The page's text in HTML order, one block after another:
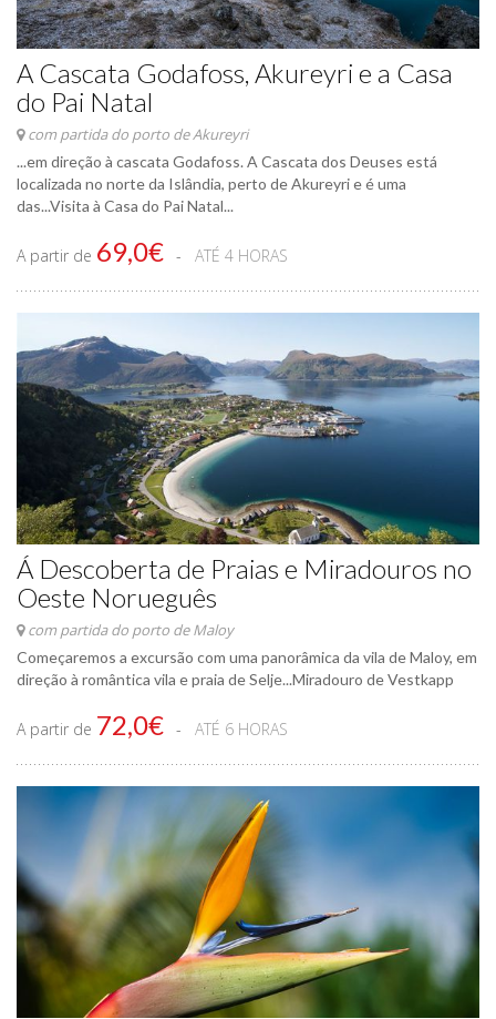
A Cascata Godafoss, Akureyri e a Casa
do Pai Natal
com partida do porto de Akureyri
...em direção à cascata Godafoss. A Cascata dos Deuses está
localizada no norte da Islândia, perto de Akureyri e é uma
das...Visita à Casa do Pai Natal...
A partir de 69,0€ ATÉ 4 HORAS
Á Descoberta de Praias e Miradouros no
Oeste Norueguês
com partida do porto de Maloy
Começaremos a excursão com uma panorâmica da vila de Maloy, em
direção à romântica vila e praia de Selje...Miradouro de Vestkapp
A partir de 72,0€ ATÉ 6 HORAS